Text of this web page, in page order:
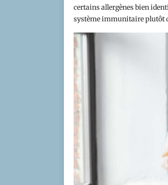
certains allergènes bien
système immunitaire plutôt